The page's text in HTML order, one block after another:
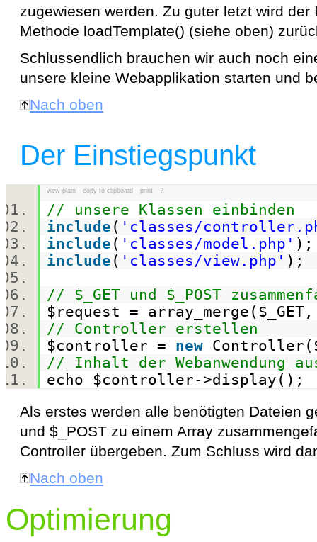
zugewiesen werden. Zu guter letzt wird der
Methode loadTemplate() (siehe oben)
Schlussendlich brauchen wir auch noch
unsere kleine Webapplikation starten und
Nach oben
Der Einstiegspunkt
view plain copy to clipboard print ?
// unsere Klassen einbinden
include ( 'classes/
include ( 'classes/model.php'
include ( 'classes/view.php'
// $_GET und $_POST
$request = array_merge ( $_GET
// Controller erstellen
$controller = new Controller(
// Inhalt der Webanwendung
echo
$controller-
Als erstes werden alle benötigten Dateien
und $_POST zu einem Array
Controller übergeben. Zum Schluss wird
Nach oben
Optimierung